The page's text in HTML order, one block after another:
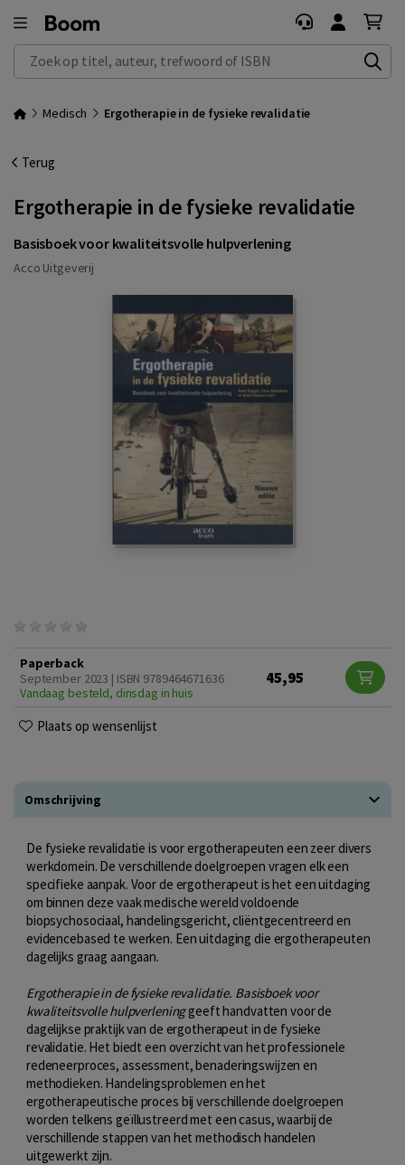
Zoek op titel, auteur, trefwoord of ISBN
Medisch Ergotherapie in de fysieke revalidatie
Terug
Ergotherapie in de fysieke revalidatie
Basisboek voor kwaliteitsvolle hulpverlening
Acco Uitgeverij
Paperback
September 2023 | ISBN 9789464671636
Vandaag besteld, dinsdag in huis
45,95
Plaats op wensenlijst
Omschrijving
De fysieke revalidatie is voor ergotherapeuten een zeer divers
werkdomein. De verschillende doelgroepen vragen elk een
specifieke aanpak. Voor de ergotherapeut is het een uitdaging
om binnen deze vaak medische wereld voldoende
biopsychosociaal, handelingsgericht, cliëntgecentreerd en
evidencebased te werken. Een uitdaging die ergotherapeuten
dagelijks graag aangaan.
Ergotherapie in de fysieke revalidatie. Basisboek voor
kwaliteitsvolle hulpverleninggeeft handvatten voor de
dagelijkse praktijk van de ergotherapeut in de fysieke
revalidatie. Het biedt een overzicht van het professionele
redeneerproces, assessment, benaderingswijzen en
methodieken. Handelingsproblemen en het
ergotherapeutische proces bij verschillende doelgroepen
worden telkens geïllustreerd met een casus, waarbij de
verschillende stappen van het methodisch handelen
uitgewerkt zijn.